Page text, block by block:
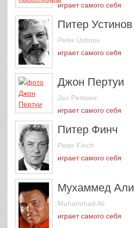
играет самого себя
Питер Устинов
Peter Ustinov
играет самого себя
Джон Пертуи
Jon Pertwee
играет самого себя
Питер Финч
Peter Finch
играет самого себя
Мухаммед Али
Muhammad Ali
играет самого себя